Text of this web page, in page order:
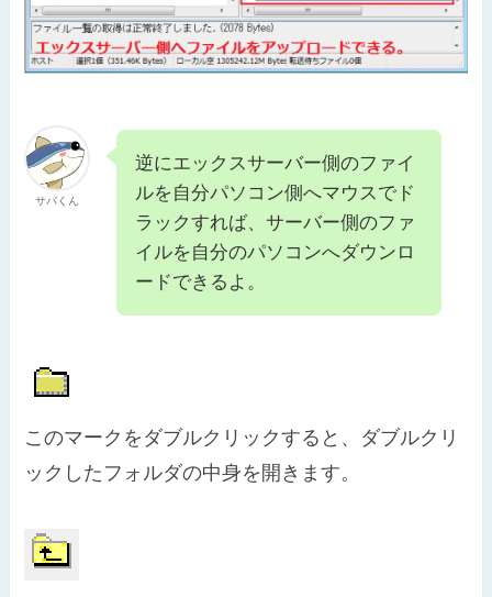
サバくん
逆にエックスサーバー側のファイ
ルを自分パソコン側へマウスでド
ラックすれば、サーバー側のファ
イルを自分のパソコンへダウンロ
ードできるよ。
このマークをダブルクリックすると、ダブルクリ
ックしたフォルダの中身を開きます。